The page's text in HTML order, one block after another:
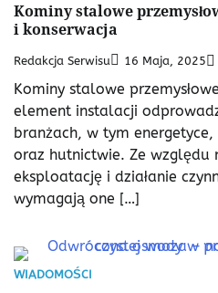
Kominy stalowe
i konserwacja
Redakcja Serwisu 16 Maja, 2025
Kominy stalowe
element instalacji
branżach, w tym
oraz hutnictwie. Ze względu
eksploatację i działanie
wymagają one […]
WIADOMOŚCI